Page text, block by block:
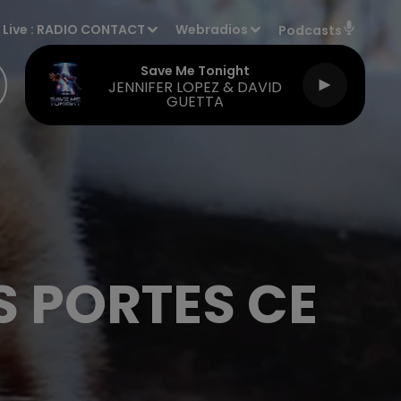
Live : RADIO CONTACT Webradios Podcasts
Save Me Tonight
JENNIFER LOPEZ & DAVID
GUETTA
PORTES CE